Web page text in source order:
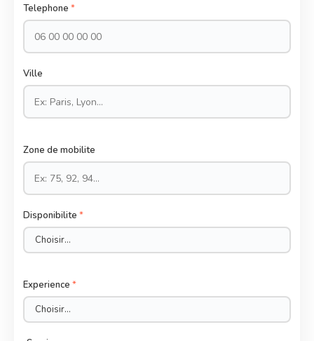
Telephone *
Ville
Zone de mobilite
Disponibilite *
Experience *